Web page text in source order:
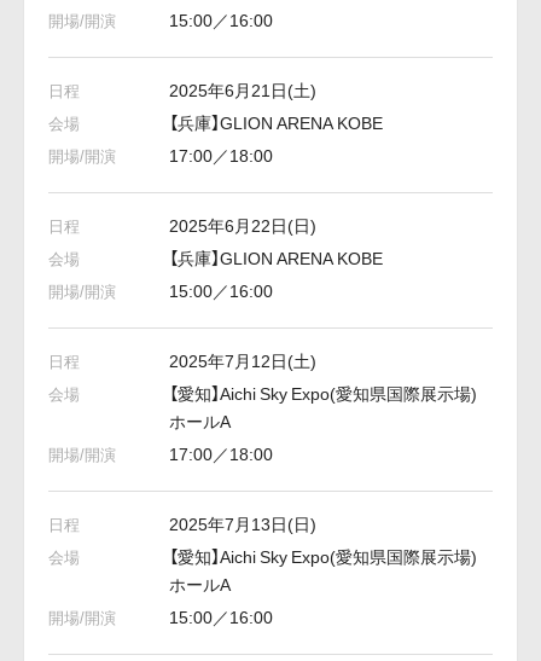
15:00／16:00
2025年6月21日(土)
【兵庫】GLION ARENA KOBE
17:00／18:00
2025年6月22日(日)
【兵庫】GLION ARENA KOBE
15:00／16:00
2025年7月12日(土)
【愛知】Aichi Sky Expo(愛知県国際展示場)
ホールA
17:00／18:00
2025年7月13日(日)
【愛知】Aichi Sky Expo(愛知県国際展示場)
ホールA
15:00／16:00